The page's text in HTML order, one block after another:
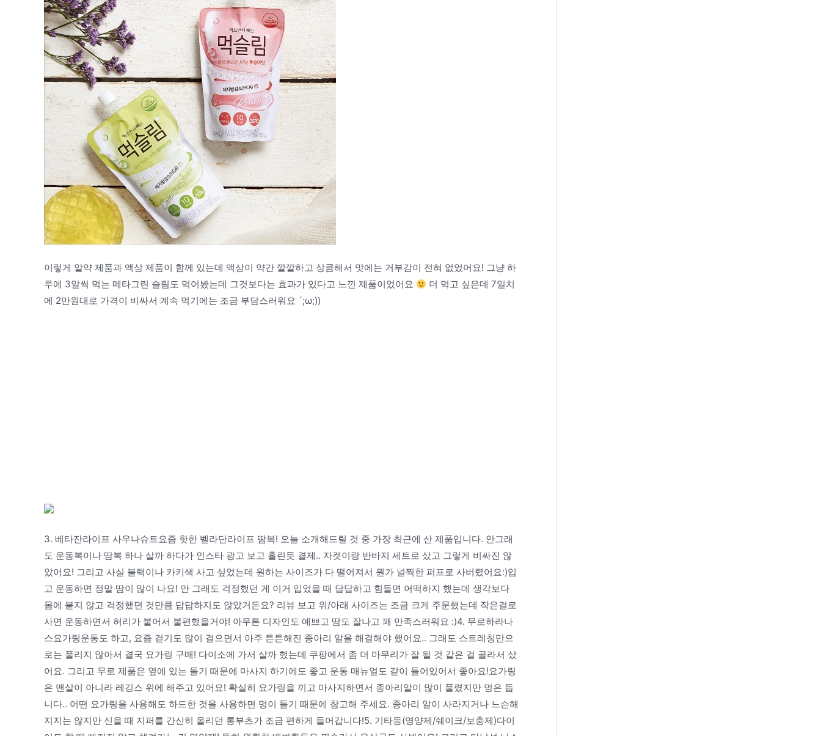
이렇게 알약 제품과 액상 제품이 함께 있는데 액상이 약간 깔깔하고 상큼해서 맛에는 거부감이 전혀 없었어요! 그냥 하
루에 3알씩 먹는 메타그린 슬림도 먹어봤는데 그것보다는 효과가 있다고 느낀 제품이었어요
더 먹고 싶은데 7일치
에 2만원대로 가격이 비싸서 계속 먹기에는 조금 부담스러워요 ´;ω;))
3. 베타잔라이프 사우나슈트요즘 핫한 벨라단라이프 땀복! 오늘 소개해드릴 것 중 가장 최근에 산 제품입니다. 안그래
도 운동복이나 땀복 하나 살까 하다가 인스타 광고 보고 홀린듯 결제.. 자켓이랑 반바지 세트로 샀고 그렇게 비싸진 않
았어요! 그리고 사실 블랙이나 카키색 사고 싶었는데 원하는 사이즈가 다 떨어져서 뭔가 널찍한 퍼프로 사버렸어요:)입
고 운동하면 정말 땀이 많이 나요! 안 그래도 걱정했던 게 이거 입었을 때 답답하고 힘들면 어떡하지 했는데 생각보다
몸에 붙지 않고 걱정했던 것만큼 답답하지도 않았거든요? 리뷰 보고 위/아래 사이즈는 조금 크게 주문했는데 작은걸로
사면 운동하면서 허리가 붙어서 불편했을거야! 아무튼 디자인도 예쁘고 땀도 잘나고 꽤 만족스러워요 :)4. 무로하라나
스요가링운동도 하고, 요즘 걷기도 많이 걸으면서 아주 튼튼해진 종아리 알을 해결해야 했어요.. 그래도 스트레칭만으
로는 풀리지 않아서 결국 요가링 구매! 다이소에 가서 살까 했는데 쿠팡에서 좀 더 마무리가 잘 될 것 같은 걸 골라서 샀
어요. 그리고 무로 제품은 옆에 있는 돌기 때문에 마사지 하기에도 좋고 운동 매뉴얼도 같이 들어있어서 좋아요!요가링
은 맨살이 아니라 레깅스 위에 해주고 있어요! 확실히 요가링을 끼고 마사지하면서 종아리알이 많이 풀렸지만 멍은 듭
니다.. 어떤 요가링을 사용해도 하드한 것을 사용하면 멍이 들기 때문에 참고해 주세요. 종아리 알이 사라지거나 느슨해
지지는 않지만 신을 때 지퍼를 간신히 올리던 롱부츠가 조금 편하게 들어갑니다!5. 기타등(영양제/쉐이크/보충제)다이